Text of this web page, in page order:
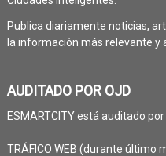
Publica diariamente noticias,
la información más relevante y
AUDITADO POR OJD
ESMARTCITY está auditado por
TRÁFICO WEB (durante último